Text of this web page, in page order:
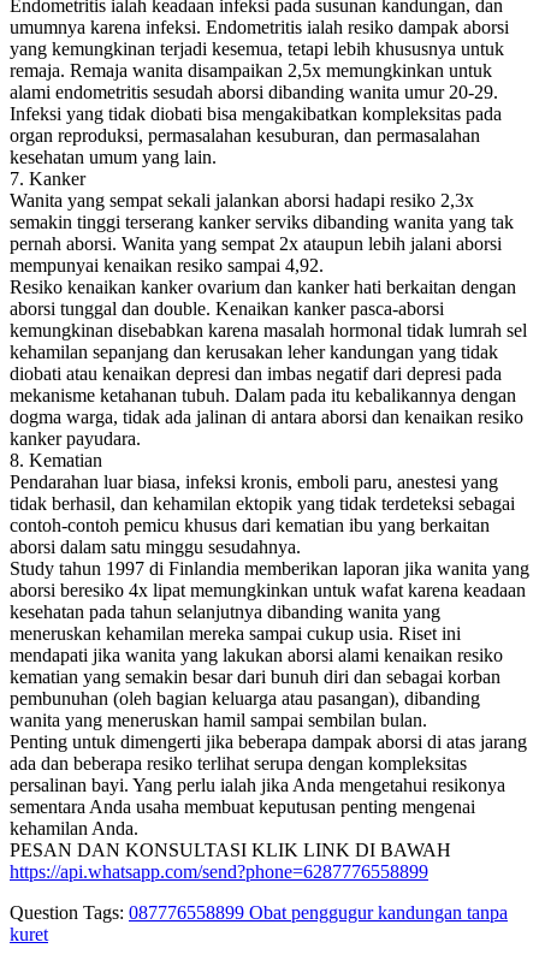
Endometritis ialah keadaan infeksi pada susunan kandungan, dan
umumnya karena infeksi. Endometritis ialah resiko dampak aborsi
yang kemungkinan terjadi kesemua, tetapi lebih khususnya untuk
remaja. Remaja wanita disampaikan 2,5x memungkinkan untuk
alami endometritis sesudah aborsi dibanding wanita umur 20-29.
Infeksi yang tidak diobati bisa mengakibatkan kompleksitas pada
organ reproduksi, permasalahan kesuburan, dan permasalahan
kesehatan umum yang lain.
7. Kanker
Wanita yang sempat sekali jalankan aborsi hadapi resiko 2,3x
semakin tinggi terserang kanker serviks dibanding wanita yang tak
pernah aborsi. Wanita yang sempat 2x ataupun lebih jalani aborsi
mempunyai kenaikan resiko sampai 4,92.
Resiko kenaikan kanker ovarium dan kanker hati berkaitan dengan
aborsi tunggal dan double. Kenaikan kanker pasca-aborsi
kemungkinan disebabkan karena masalah hormonal tidak lumrah sel
kehamilan sepanjang dan kerusakan leher kandungan yang tidak
diobati atau kenaikan depresi dan imbas negatif dari depresi pada
mekanisme ketahanan tubuh. Dalam pada itu kebalikannya dengan
dogma warga, tidak ada jalinan di antara aborsi dan kenaikan resiko
kanker payudara.
8. Kematian
Pendarahan luar biasa, infeksi kronis, emboli paru, anestesi yang
tidak berhasil, dan kehamilan ektopik yang tidak terdeteksi sebagai
contoh-contoh pemicu khusus dari kematian ibu yang berkaitan
aborsi dalam satu minggu sesudahnya.
Study tahun 1997 di Finlandia memberikan laporan jika wanita yang
aborsi beresiko 4x lipat memungkinkan untuk wafat karena keadaan
kesehatan pada tahun selanjutnya dibanding wanita yang
meneruskan kehamilan mereka sampai cukup usia. Riset ini
mendapati jika wanita yang lakukan aborsi alami kenaikan resiko
kematian yang semakin besar dari bunuh diri dan sebagai korban
pembunuhan (oleh bagian keluarga atau pasangan), dibanding
wanita yang meneruskan hamil sampai sembilan bulan.
Penting untuk dimengerti jika beberapa dampak aborsi di atas jarang
ada dan beberapa resiko terlihat serupa dengan kompleksitas
persalinan bayi. Yang perlu ialah jika Anda mengetahui resikonya
sementara Anda usaha membuat keputusan penting mengenai
kehamilan Anda.
PESAN DAN KONSULTASI KLIK LINK DI BAWAH
https://api.whatsapp.com/send?phone=6287776558899
Question Tags: 087776558899 Obat penggugur kandungan tanpa
kuret